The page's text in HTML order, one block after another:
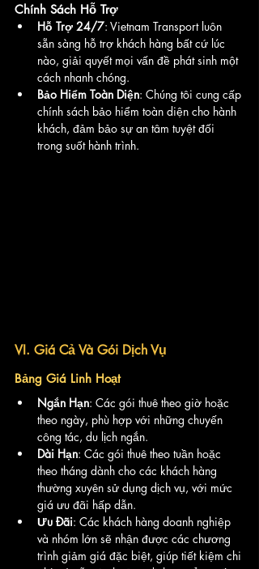
Chính Sách Hỗ Trợ
Hỗ Trợ 24/7: Vietnam Transport luôn
sẵn sàng hỗ trợ khách hàng bất cứ lúc
nào, giải quyết mọi vấn đề phát sinh một
cách nhanh chóng.
Bảo Hiểm Toàn Diện: Chúng tôi cung cấp
chính sách bảo hiểm toàn diện cho hành
khách, đảm bảo sự an tâm tuyệt đối
trong suốt hành trình.
VI. Giá Cả Và Gói Dịch Vụ
Bảng Giá Linh Hoạt
Ngắn Hạn: Các gói thuê theo giờ hoặc
theo ngày, phù hợp với những chuyến
công tác, du lịch ngắn.
Dài Hạn: Các gói thuê theo tuần hoặc
theo tháng dành cho các khách hàng
thường xuyên sử dụng dịch vụ, với mức
giá ưu đãi hấp dẫn.
Ưu Đãi: Các khách hàng doanh nghiệp
và nhóm lớn sẽ nhận được các chương
trình giảm giá đặc biệt, giúp tiết kiệm chi